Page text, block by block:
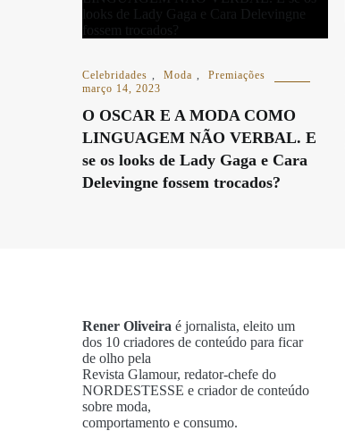
Celebridades , Moda ,
Premiações
março 14, 2023
O OSCAR E A MODA COMO
LINGUAGEM NÃO VERBAL. E
se os looks de Lady Gaga e Cara
Delevingne fossem trocados?
Rener Oliveira é jornalista, eleito um
dos 10 criadores de conteúdo para ficar
de olho pela
Revista Glamour, redator-chefe do
NORDESTESSE e criador de conteúdo
sobre moda,
comportamento e consumo.